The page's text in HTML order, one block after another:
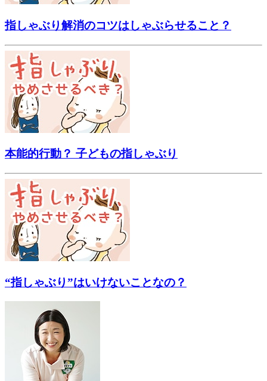
指しゃぶり解消のコツはしゃぶらせること？
本能的行動？ 子どもの指しゃぶり
“指しゃぶり”はいけないことなの？